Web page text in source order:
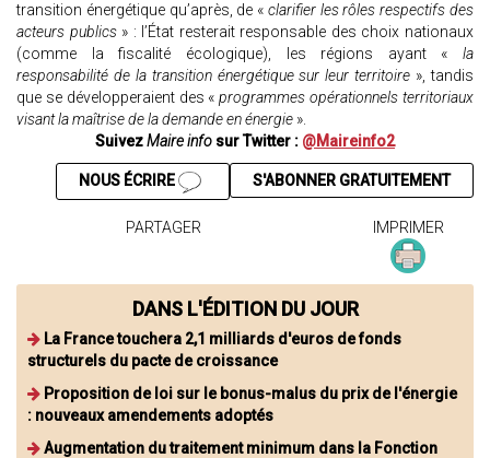
transition énergétique qu’après, de « clarifier les rôles respectifs des
acteurs publics» : l’État resterait responsable des choix nationaux
(comme la fiscalité écologique), les régions ayant « la
responsabilité de la transition énergétique sur leur territoire », tandis
que se développeraient des «programmes opérationnels territoriaux
visant la maîtrise de la demande en énergie ».
SuivezMaire info sur Twitter : @Maireinfo2
S'ABONNER GRATUITEMENT
NOUS ÉCRIRE
PARTAGER IMPRIMER
DANS L'ÉDITION DU JOUR
La France touchera 2,1 milliards d'euros de fonds
structurels du pacte de croissance
Proposition de loi sur le bonus-malus du prix de l'énergie
: nouveaux amendements adoptés
Augmentation du traitement minimum dans la Fonction